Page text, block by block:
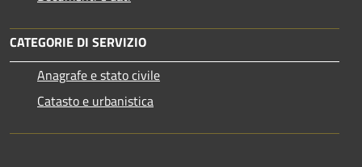
CATEGORIE DI SERVIZIO
Anagrafe e stato civile
Catasto e urbanistica